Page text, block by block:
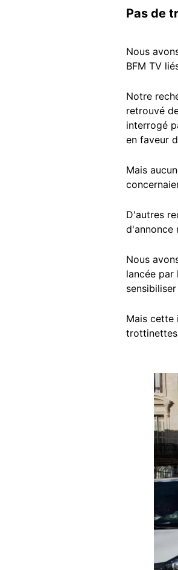
Pas de
Nous
BFM TV
Notre
retrouvé
interrogé
en faveur
Mais
D'autres
d'annonce
Nous
lancée
Mais cette
Image